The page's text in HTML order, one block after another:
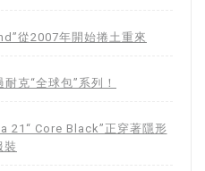
從2007年開始捲土重來
克“全球包”系列！
21“ Core Black”正穿著隱形
裝